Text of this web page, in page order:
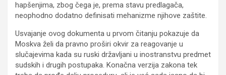
hapšenjima, zbog čega je, prema stavu predlagača,
neophodno dodatno definisati mehanizme njihove zaštite.
Usvajanje ovog dokumenta u prvom čitanju pokazuje da
Moskva želi da pravno proširi okvir za reagovanje u
slučajevima kada su ruski državljani u inostranstvu predmet
sudskih i drugih postupaka. Konačna verzija zakona tek